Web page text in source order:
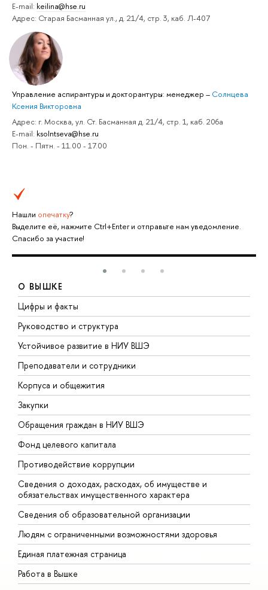
Е-mail: keilina@hse.ru
Адрес: Старая Басманная ул., д. 21/4, стр. 3, каб. Л-407
Управление аспирантуры и докторантуры: менеджер – Солнцева
Ксения Викторовна
Адрес: г. Москва, ул. Ст. Басманная д. 21/4, стр. 1, каб. 206а
E-mail: ksolntseva@hse.ru
Пон. - Пятн. - 11.00 - 17.00
Нашли опечатку?
Выделите её, нажмите Ctrl+Enter и отправьте нам уведомление.
Спасибо за участие!
О ВЫШКЕ
Цифры и факты
Руководство и структура
Устойчивое развитие в НИУ ВШЭ
Преподаватели и сотрудники
Корпуса и общежития
Закупки
Обращения граждан в НИУ ВШЭ
Фонд целевого капитала
Противодействие коррупции
Сведения о доходах, расходах, об имуществе и
обязательствах имущественного характера
Сведения об образовательной организации
Людям с ограниченными возможностями здоровья
Единая платежная страница
Работа в Вышке